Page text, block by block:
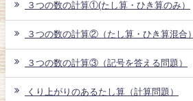
３つの数の計算①(たし算・ひき算のみ）
３つの数の計算②（たし算・ひき算混合）
３つの数の計算③（記号を答える問題）
くり上がりのあるたし算（計算問題）